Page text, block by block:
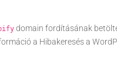
domain fordításának
a Hibakeresés a